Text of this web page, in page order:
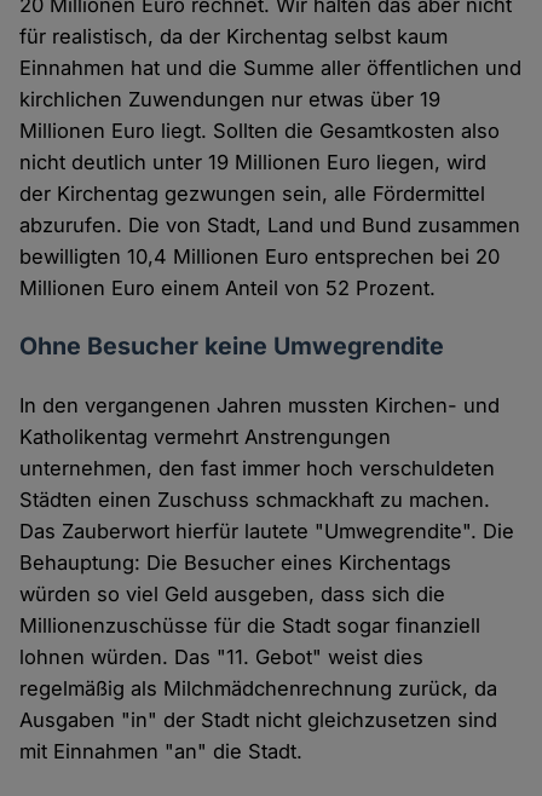
20 Millionen Euro rechnet. Wir halten das aber nicht
für realistisch, da der Kirchentag selbst kaum
Einnahmen hat und die Summe aller öffentlichen und
kirchlichen Zuwendungen nur etwas über 19
Millionen Euro liegt. Sollten die Gesamtkosten also
nicht deutlich unter 19 Millionen Euro liegen, wird
der Kirchentag gezwungen sein, alle Fördermittel
abzurufen. Die von Stadt, Land und Bund zusammen
bewilligten 10,4 Millionen Euro entsprechen bei 20
Millionen Euro einem Anteil von 52 Prozent.
Ohne Besucher keine Umwegrendite
In den vergangenen Jahren mussten Kirchen- und
Katholikentag vermehrt Anstrengungen
unternehmen, den fast immer hoch verschuldeten
Städten einen Zuschuss schmackhaft zu machen.
Das Zauberwort hierfür lautete "Umwegrendite". Die
Behauptung: Die Besucher eines Kirchentags
würden so viel Geld ausgeben, dass sich die
Millionenzuschüsse für die Stadt sogar finanziell
lohnen würden. Das "11. Gebot" weist dies
regelmäßig als Milchmädchenrechnung zurück, da
Ausgaben "in" der Stadt nicht gleichzusetzen sind
mit Einnahmen "an" die Stadt.